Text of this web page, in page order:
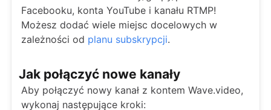
Facebooku, konta YouTube i kanału RTMP!
Możesz dodać wiele miejsc docelowych w
zależności od planu subskrypcji.
Jak połączyć nowe kanały
Aby połączyć nowy kanał z kontem Wave.video,
wykonaj następujące kroki: